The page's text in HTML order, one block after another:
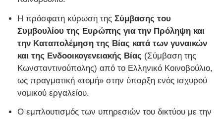
Η πρόσφατη κύρωση της Σύμβασης του
Συμβουλίου της Ευρώπης για την Πρόληψη και
την Καταπολέμηση της Βίας κατά των γυναικών
και της Ενδοοικογενειακής Βίας (Σύμβαση της
Κωνσταντινούπολης) από το Ελληνικό Κοινοβούλιο,
ως πραγματική «τομή» στην ύπαρξη ενός ισχυρού
νομικού εργαλείου.
Ο εμπλουτισμός των υπηρεσιών του δικτύου με την